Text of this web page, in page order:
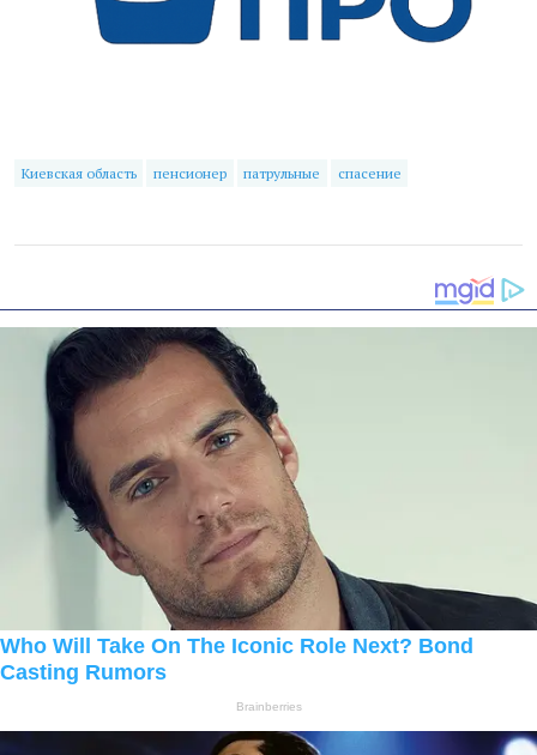
Киевская область пенсионер патрульные спасение